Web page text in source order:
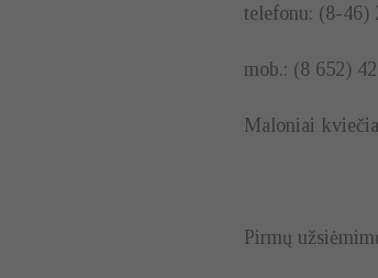
telefonu: (8-46)
mob.: (8 652)
Maloniai
Pirmų